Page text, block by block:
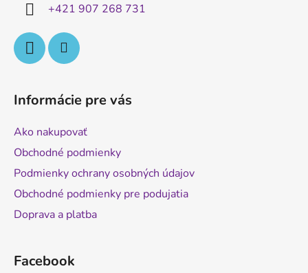
+421 907 268 731
Informácie pre vás
Ako nakupovať
Obchodné podmienky
Podmienky ochrany osobných údajov
Obchodné podmienky pre podujatia
Doprava a platba
Facebook